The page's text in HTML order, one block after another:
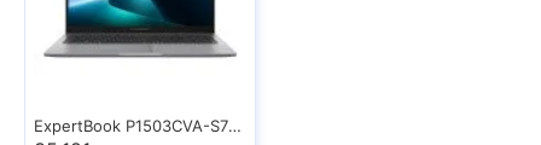
ExpertBook P1503CVA-S70905